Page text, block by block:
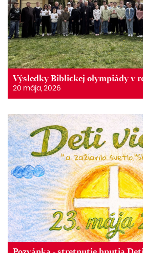
Výsledky Biblickej olympiády v
20 mája, 2026